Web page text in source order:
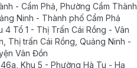
- Cẩm Phả, Phường Cẩm Thành,
Ninh - Thành phố Cẩm Phả
4 Tổ 1 - Thị Trấn Cái Rồng - Vân
Thị trấn Cái Rồng, Quảng Ninh -
Vân Đồn
Khu 5 - Phường Hà Tu - Hạ